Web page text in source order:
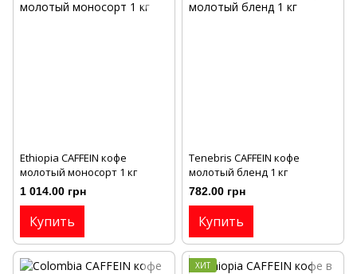
Ethiopia CAFFEIN кофе
молотый моносорт 1 кг
1 014.00 грн
Купить
Тenebris CAFFEIN кофе
молотый бленд 1 кг
782.00 грн
Купить
ХИТ